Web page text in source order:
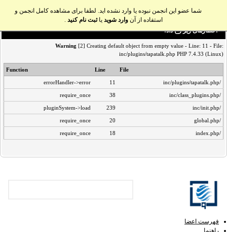
شما عضو این انجمن نبوده یا وارد نشده اید. لطفا برای مشاهده کامل انجمن و
استفاده از آن وارد شوید یاثبت نام کنید .
اخطار‌های زیر رخ داد:
Warning [2] Creating default object from empty value - Line: 11 - File:
inc/plugins/tapatalk.php PHP 7.4.33 (Linux)
File
Line
Function
/inc/plugins/tapatalk.php
11
errorHandler->error
/inc/class_plugins.php
38
require_once
/inc/init.php
239
pluginSystem->load
/global.php
20
require_once
/index.php
18
require_once
فهرست اعضا
راهنما